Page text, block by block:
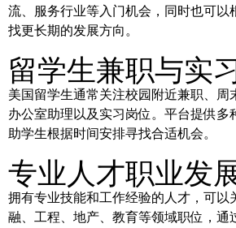
流、服务行业等入门机会，同时也可以
找更长期的发展方向。
留学生兼职与实
美国留学生通常关注校园附近兼职、周
办公室助理以及实习岗位。平台提供多
助学生根据时间安排寻找合适机会。
专业人才职业发
拥有专业技能和工作经验的人才，可以
融、工程、地产、教育等领域职位，通